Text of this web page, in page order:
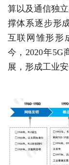
算以及通信独
撑体系逐步形
互联网雏形形
今，2020年5G
展，形成工业